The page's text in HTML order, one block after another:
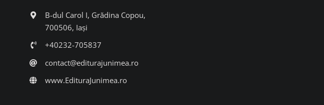
B-dul Carol I, Grădina Copou,
700506, Iași
+40232-705837
contact@editurajunimea.ro
www.EdituraJunimea.ro